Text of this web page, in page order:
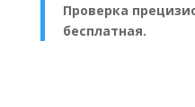
Проверка
бесплатная.